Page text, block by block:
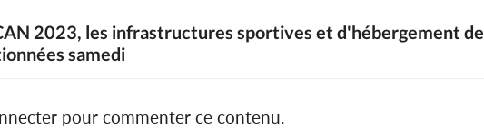
2023, les infrastructures sportives et d'hébergement de
samedi
pour commenter ce contenu.